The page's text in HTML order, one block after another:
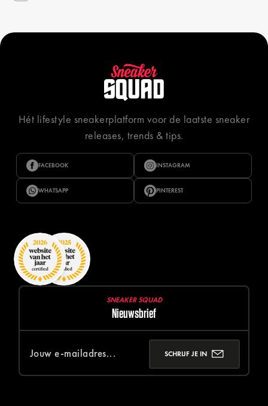
Hét lifestyle sneakerplatform voor de laatste sneaker
releases, trends & tips.
FACEBOOK INSTAGRAM
WHATSAPP PINTEREST
SNEAKER SQUAD
Nieuwsbrief
SCHRIJF JE IN